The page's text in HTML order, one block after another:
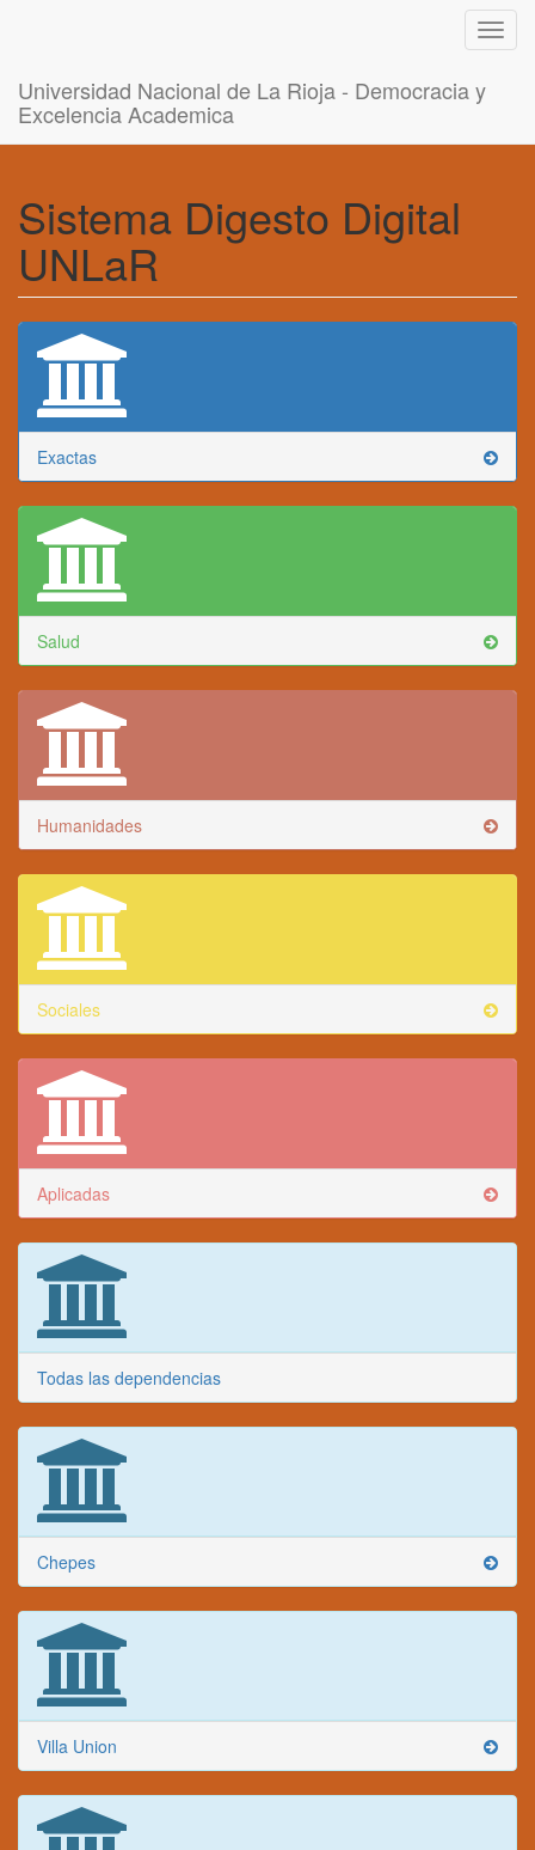
Universidad Nacional de La Rioja - Democracia y
Excelencia Academica
Sistema Digesto Digital
UNLaR
Exactas
Salud
Humanidades
Sociales
Aplicadas
Todas las dependencias
Chepes
Villa Union